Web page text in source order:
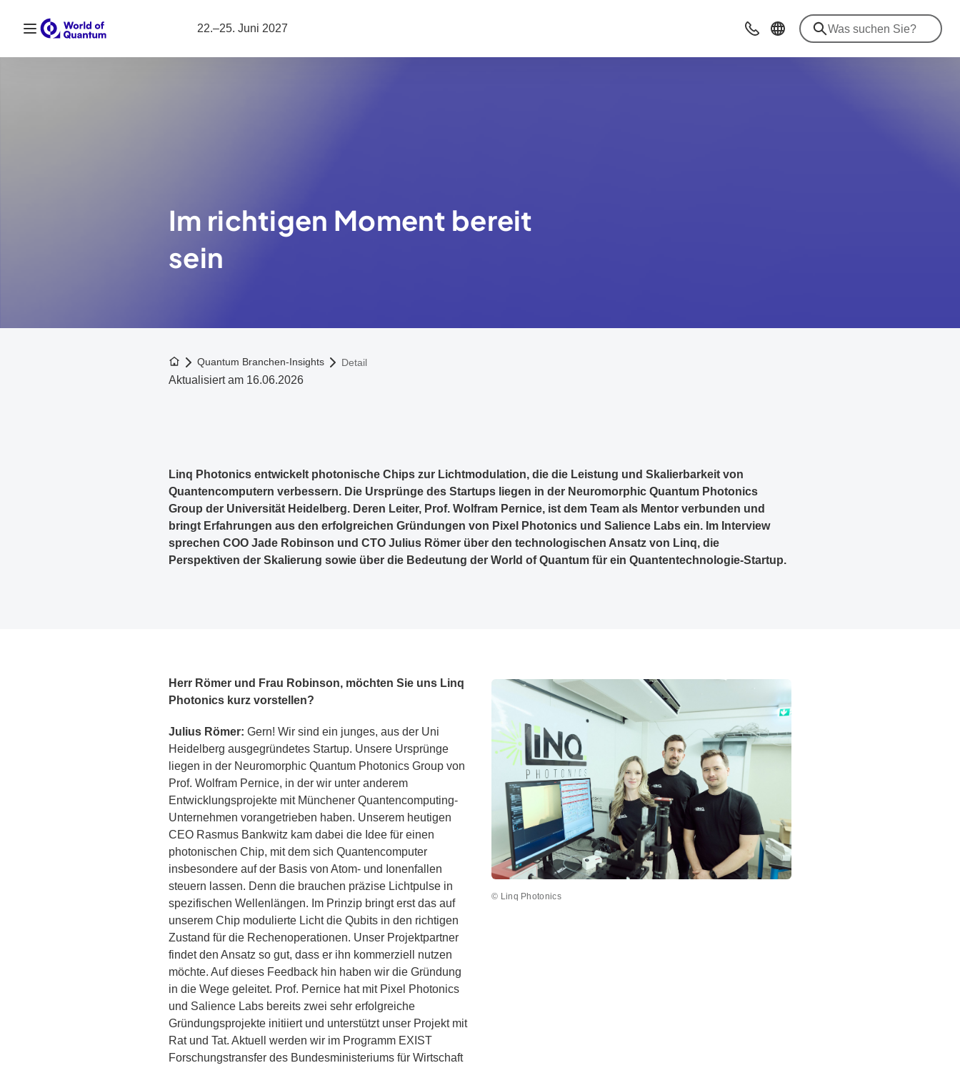
Navigation öffnen 22.–25. Juni 2027 Beratung & Kontakt
Im richtigen Moment bereit
sein
Zur Startseite
Quantum Branchen-Insights Detail
Aktualisiert am 16.06.2026
Linq Photonics entwickelt photonische Chips zur Lichtmodulation, die die Leistung und Skalierbarkeit von
Quantencomputern verbessern. Die Ursprünge des Startups liegen in der Neuromorphic Quantum Photonics
Group der Universität Heidelberg. Deren Leiter, Prof. Wolfram Pernice, ist dem Team als Mentor verbunden und
bringt Erfahrungen aus den erfolgreichen Gründungen von Pixel Photonics und Salience Labs ein. Im Interview
sprechen COO Jade Robinson und CTO Julius Römer über den technologischen Ansatz von Linq, die
Perspektiven der Skalierung sowie über die Bedeutung der World of Quantum für ein Quantentechnologie-Startup.
Herr Römer und Frau Robinson, möchten Sie uns Linq
Photonics kurz vorstellen?
Julius Römer: Gern! Wir sind ein junges, aus der Uni
Heidelberg ausgegründetes Startup. Unsere Ursprünge
liegen in der Neuromorphic Quantum Photonics Group von
Prof. Wolfram Pernice, in der wir unter anderem
Entwicklungsprojekte mit Münchener Quantencomputing-
Unternehmen vorangetrieben haben. Unserem heutigen
CEO Rasmus Bankwitz kam dabei die Idee für einen
photonischen Chip, mit dem sich Quantencomputer
insbesondere auf der Basis von Atom- und Ionenfallen
steuern lassen. Denn die brauchen präzise Lichtpulse in
spezifischen Wellenlängen. Im Prinzip bringt erst das auf
unserem Chip modulierte Licht die Qubits in den richtigen
Zustand für die Rechenoperationen. Unser Projektpartner
findet den Ansatz so gut, dass er ihn kommerziell nutzen
möchte. Auf dieses Feedback hin haben wir die Gründung
in die Wege geleitet. Prof. Pernice hat mit Pixel Photonics
und Salience Labs bereits zwei sehr erfolgreiche
Gründungsprojekte initiiert und unterstützt unser Projekt mit
Rat und Tat. Aktuell werden wir im Programm EXIST
Forschungstransfer des Bundesministeriums für Wirtschaft
© Linq Photonics